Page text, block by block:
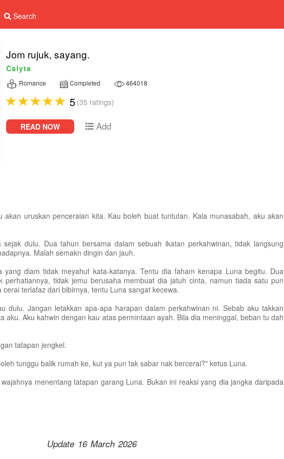
Search
Jom rujuk, sayang.
Calyta
Romance Completed 464018
5 (35 ratings)
READ NOW Add
akan uruskan penceraian kita. Kau boleh buat tuntutan. Kala munasabah, aku akan
dulu. Dua tahun bersama dalam sebuah ikatan perkahwinan, tidak langsung
Malah semakn dingin dan jauh.
yang diam tidak meyahut kata-katanya. Tentu dia faham kenapa Luna begitu. Dua
perhatiannya, tidak jemu berusaha membuat dia jatuh cinta, namun tiada satu pun
terlafaz dari bibirnya, tentu Luna sangat kecewa.
dulu. Jangan letakkan apa-apa harapan dalam perkahwinan ni. Sebab aku takkan
aku. Aku kahwin dengan kau atas permintaan ayah. Bila dia meninggal, beban tu dah
tatapan jengkel.
tunggu balik rumah ke, kut ya pun tak sabar nak bercerai?" ketus Luna.
menentang tatapan garang Luna. Bukan ini reaksi yang dia jangka daripada
Update 16 March 2026